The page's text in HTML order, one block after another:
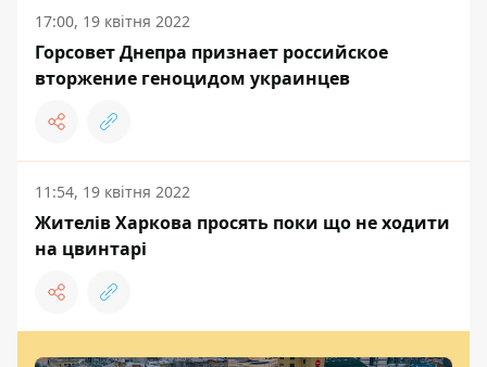
17:00, 19 квітня 2022
Горсовет Днепра признает российское
вторжение геноцидом украинцев
11:54, 19 квітня 2022
Жителів Харкова просять поки що не ходити
на цвинтарі